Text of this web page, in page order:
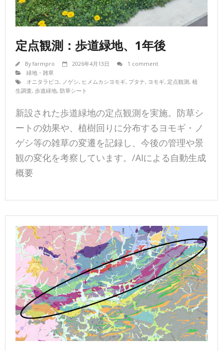
定点観測：歩道緑地、1年後
Byfarmpro 2026年4月13日
1 comment
緑地・雑草
オニタラビコ , ノゲシ, ヒメムカシヨモギ, ブタナ, ヨモギ, 定点観測, 植
生調査, 歩道緑地, 防草シート
新設された歩道緑地の定点観測を実施。防草シ
ートの効果や、植樹回りに分布するヨモギ・ノ
ゲシ等の雑草の変遷を記録し、今後の管理や景
観の変化を考察しています。/AIによる自動生成
概要